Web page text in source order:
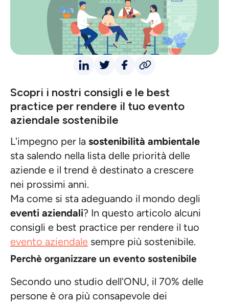
Scopri i nostri consigli e le best
practice per rendere il tuo evento
aziendale sostenibile
L'impegno per la sostenibilità ambientale
sta salendo nella lista delle priorità delle
aziende e il trend è destinato a crescere
nei prossimi anni.
Ma come si sta adeguando il mondo degli
eventi aziendali? In questo articolo alcuni
consigli e best practice per rendere il tuo
evento aziendale sempre più sostenibile.
Perchè organizzare un evento sostenibile
Secondo uno studio dell'ONU, il 70% delle
persone è ora più consapevole dei